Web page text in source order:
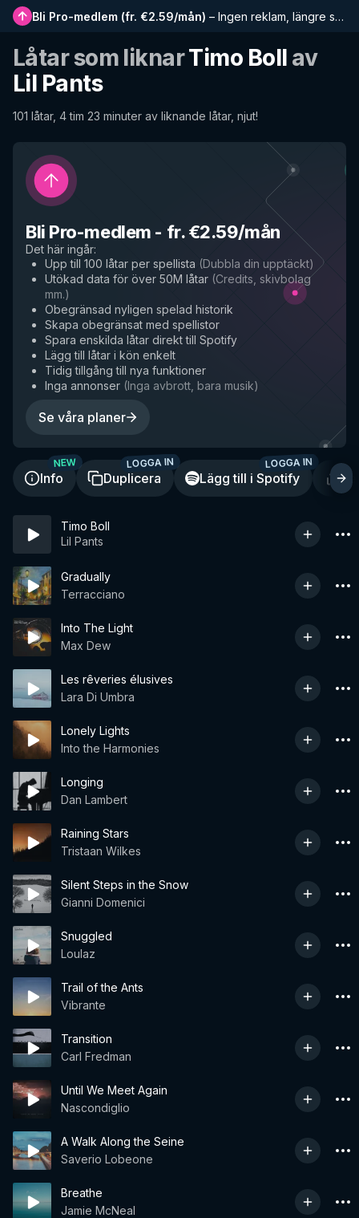
Bli Pro-medlem (fr. €2.59/mån) – Ingen reklam, längre spellistor, komplett historik och tidig tillgång till nya funktioner
Låtar som liknarTimo Boll av
Lil Pants
101 låtar, 4 tim 23 minuter av liknande låtar, njut!
Bli Pro-medlem - fr. €2.59/mån
Det här ingår:
Upp till 100 låtar per spellista (Dubbla din upptäckt)
Utökad data för över 50M låtar (Credits, skivbolag
mm.)
Obegränsad nyligen spelad historik
Skapa obegränsat med spellistor
Spara enskilda låtar direkt till Spotify
Lägg till låtar i kön enkelt
Tidig tillgång till nya funktioner
Inga annonser (Inga avbrott, bara musik)
Se våra planer
Info
NEW
Duplicera
LOGGA IN
Lägg till i Spotify
LOGGA IN
Timo Boll
Lil Pants
Gradually
Terracciano
Into The Light
Max Dew
Les rêveries élusives
Lara Di Umbra
Lonely Lights
Into the Harmonies
Longing
Dan Lambert
Raining Stars
Tristaan Wilkes
Silent Steps in the Snow
Gianni Domenici
Snuggled
Loulaz
Trail of the Ants
Vibrante
Transition
Carl Fredman
Until We Meet Again
Nascondiglio
A Walk Along the Seine
Saverio Lobeone
Breathe
Jamie McNeal